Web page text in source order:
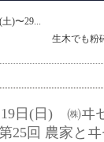
土)〜29...
生木でも粉
19日(日) ㈱ヰ
25回 農家とヰ